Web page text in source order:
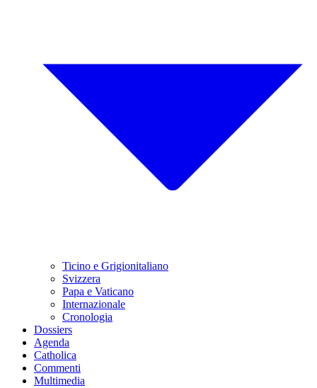
Ticino e Grigionitaliano
Svizzera
Papa e Vaticano
Internazionale
Cronologia
Dossiers
Agenda
Catholica
Commenti
Multimedia